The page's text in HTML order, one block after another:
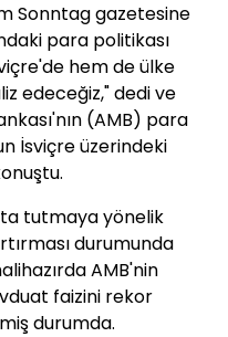
Sonntag gazetesine
para politikası
hem de ülke
edeceğiz," dedi ve
(AMB) para
İsviçre üzerindeki
tutmaya yönelik
durumunda
AMB'nin
faizini rekor
durumda.